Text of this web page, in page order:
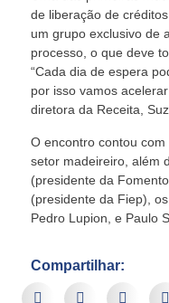
de liberação de
um grupo exclusivo de
processo, o que deve
“Cada dia de espera
por isso vamos
diretora da Receita,
O encontro contou
setor madeireiro, além
(presidente da
(presidente da Fiep),
Pedro Lupion, e Paulo
Compartilhar: